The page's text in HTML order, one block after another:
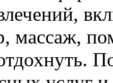
массаж,